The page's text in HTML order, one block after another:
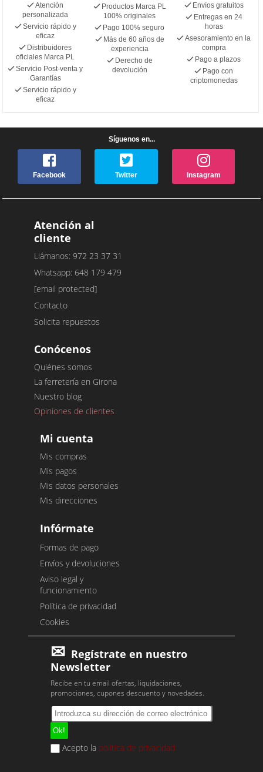
Atención
personalizada
Servicio rápido y
eficaz
Distribuidores
oficiales Marca PL
Servicio Post-venta y
Garantías
Servicio rápido y
eficaz
Productos Marca PL
100% originales
Pago 100% seguro
Más de 60 años de
experiencia
Derecho de
devolución
Envíos gratuitos
Entregas en 24
horas
Asesoramiento en la
compra
Pago a plazos
Pago con
criptomonedas
Síguenos en...
Facebook Twitter Instagram
Atención al
cliente
Llámanos: 972 23 37 31
Whatsapp: 648 179 479
[email protected]
Contacto
Solicita repuestos
Conócenos
Quiénes somos
La ferretería en Girona
Nuestro blog
Opiniones de clientes
Mi cuenta
Mis compras
Mis pagos
Mis datos personales
Mis direcciones
Infórmate
Formas de pago
Envíos y devoluciones
Aviso legal y
funcionamiento
Política de privacidad
Cookies
Regístrate en nuestro
Newsletter
Recibe en tu email ofertas, liquidaciones,
promociones, cupones descuento y novedades.
Acepto la política de privacidad